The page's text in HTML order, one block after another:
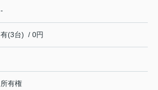
-
有(3台) / 0円
所有権